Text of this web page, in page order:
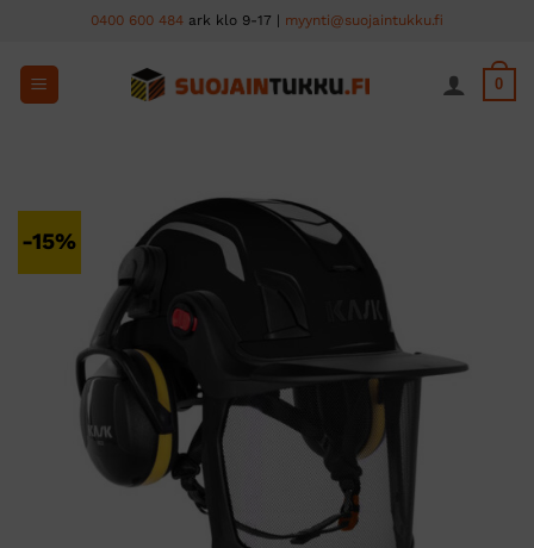
content
0400 600 484 ark klo 9-17 | myynti@suojaintukku.fi
0
-15%